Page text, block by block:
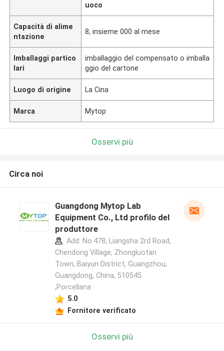
uoco
Capacità di alime
ntazione
8, insieme 000 al mese
Imballaggi partico
lari
imballaggio del compensato o imballa
ggio del cartone
Luogo di origine La Cina
Marca Mytop
Osservi più
Circa noi
Guangdong Mytop Lab
Equipment Co., Ltd profilo del
produttore
Add: No.478, Liangsha 2rd Road,
Chendong Village, Zhongluotan
Town, Baiyun District, Guangzhou,
Guangdong, China, 510545
,Porcellana
5.0
Fornitore verificato
Osservi più